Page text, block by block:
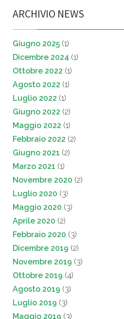
ARCHIVIO NEWS
Giugno 2025 (1)
Dicembre 2024 (1)
Ottobre 2022 (1)
Agosto 2022 (1)
Luglio 2022 (1)
Giugno 2022 (2)
Maggio 2022 (1)
Febbraio 2022 (2)
Giugno 2021 (2)
Marzo 2021 (1)
Novembre 2020 (2)
Luglio 2020 (3)
Maggio 2020 (3)
Aprile 2020 (2)
Febbraio 2020 (3)
Dicembre 2019 (2)
Novembre 2019 (3)
Ottobre 2019 (4)
Agosto 2019 (3)
Luglio 2019 (3)
Maggio 2019 (3)